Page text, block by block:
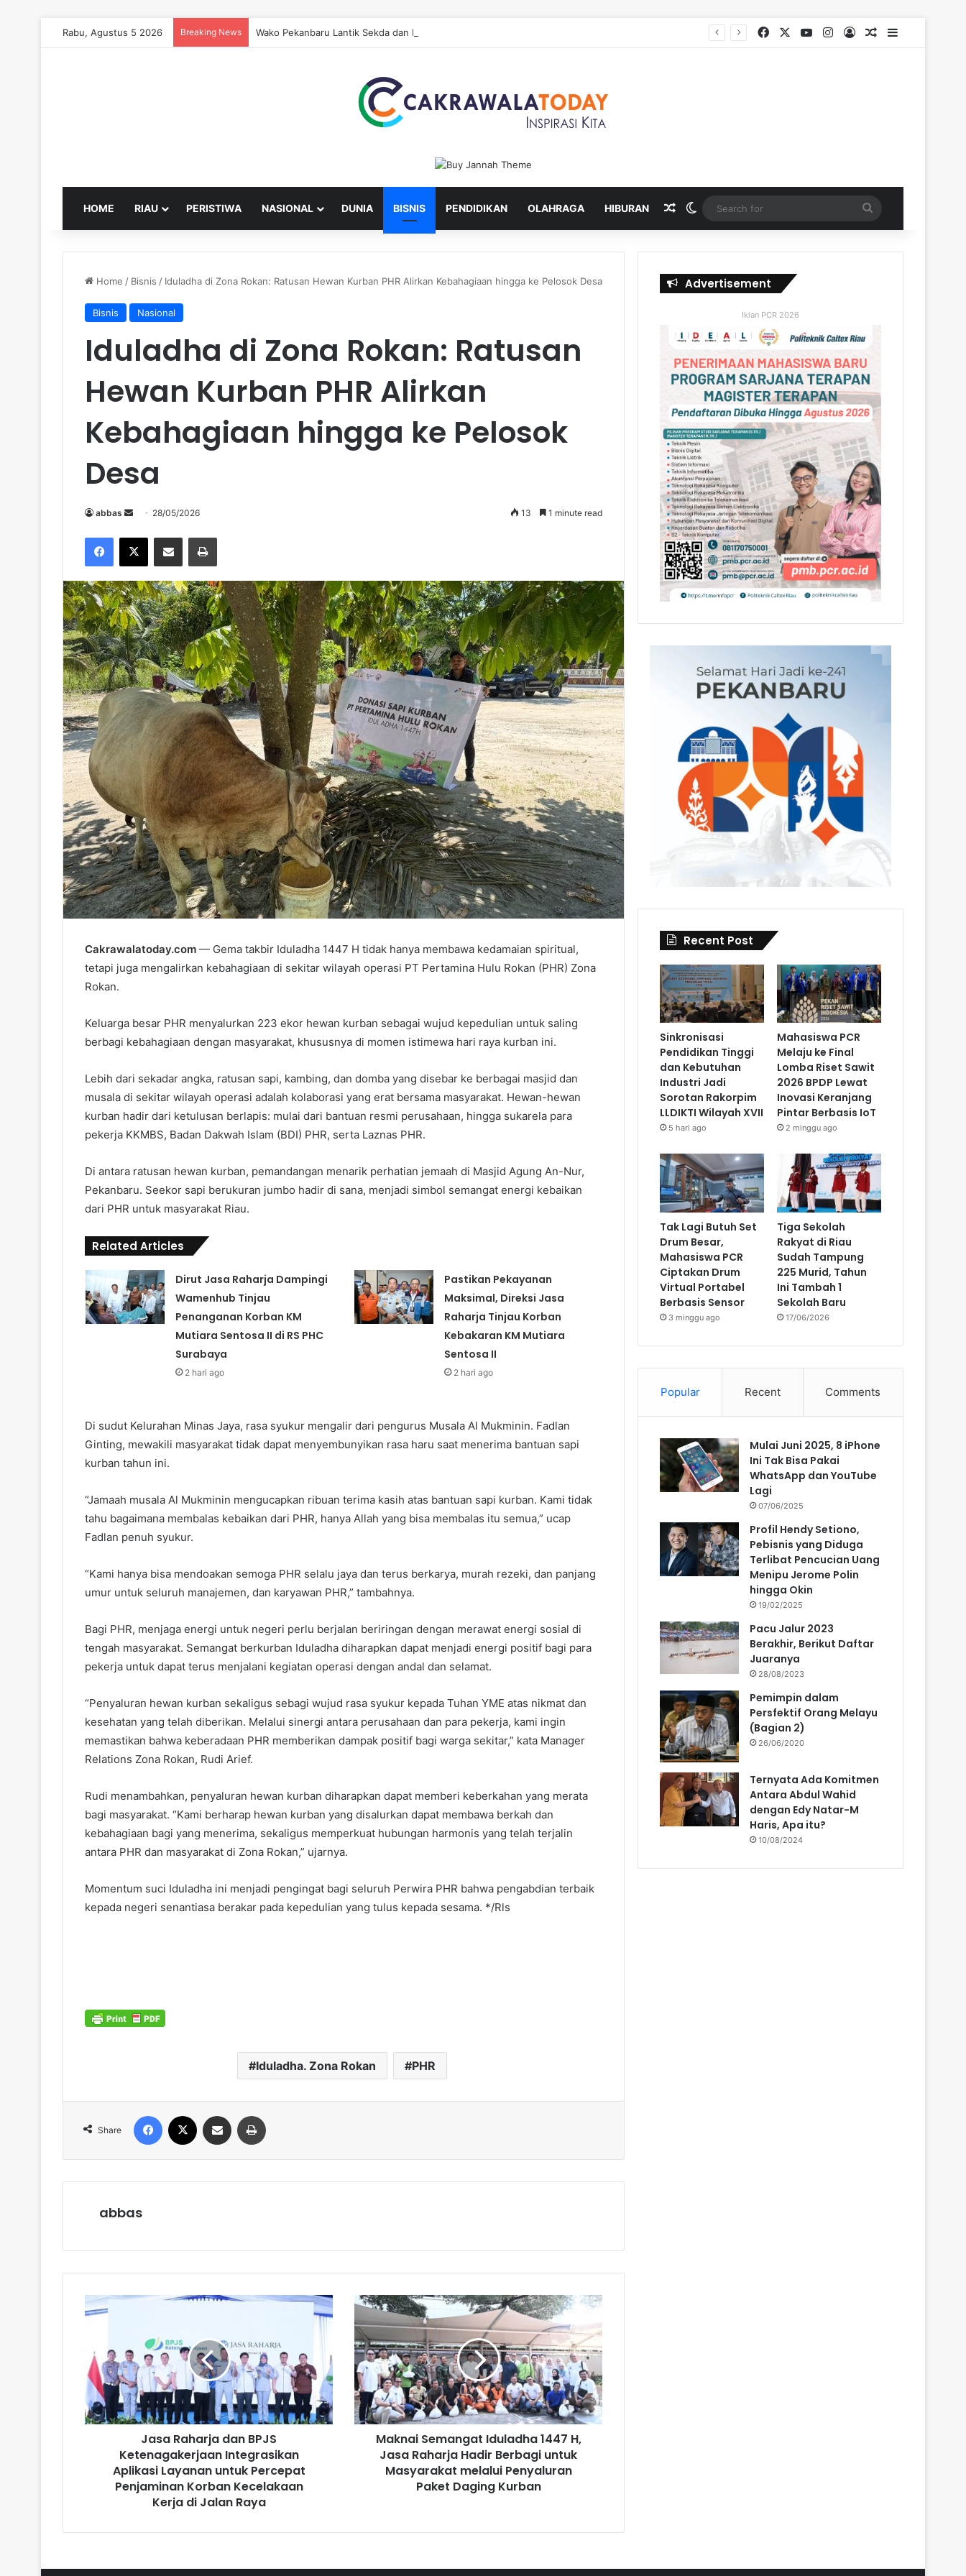
Rabu, Agustus 5 2026 Breaking News Wako Pekanbaru Lantik Sekda dan Enam Pejabat Eselon Lainnya Facebook YouTubeInstagram
Log InRandom Article
HOME RIAU PERISTIWA NASIONAL DUNIA BISNIS PENDIDIKAN OLAHRAGA HIBURAN Random Article
Switch skin
for
Home / Bisnis / Iduladha di Zona Rokan: Ratusan Hewan Kurban PHR Alirkan Kebahagiaan hingga ke Pelosok Desa
Bisnis Nasional
Iduladha di Zona Rokan: Ratusan
Hewan Kurban PHR Alirkan
Kebahagiaan hingga ke Pelosok
Desa
abbas
n
d
a
n
e
m
a
i
l
28/05/2026 13 1 minute read
Cakrawalatoday.com — Gema takbir Iduladha 1447 H tidak hanya membawa kedamaian spiritual,
tetapi juga mengalirkan kebahagiaan di sekitar wilayah operasi PT Pertamina Hulu Rokan (PHR) Zona
Rokan.
Keluarga besar PHR menyalurkan 223 ekor hewan kurban sebagai wujud kepedulian untuk saling
berbagi kebahagiaan dengan masyarakat, khususnya di momen istimewa hari raya kurban ini.
Lebih dari sekadar angka, ratusan sapi, kambing, dan domba yang disebar ke berbagai masjid dan
musala di sekitar wilayah operasi adalah kolaborasi yang erat bersama masyarakat. Hewan-hewan
kurban hadir dari ketulusan berlapis: mulai dari bantuan resmi perusahaan, hingga sukarela para
pekerja KKMBS, Badan Dakwah Islam (BDI) PHR, serta Laznas PHR.
Di antara ratusan hewan kurban, pemandangan menarik perhatian jemaah di Masjid Agung An-Nur,
Pekanbaru. Seekor sapi berukuran jumbo hadir di sana, menjadi simbol semangat energi kebaikan
dari PHR untuk masyarakat Riau.
Related Articles
Dirut Jasa Raharja Dampingi
Wamenhub Tinjau
Penanganan Korban KM
Mutiara Sentosa II di RS PHC
Surabaya
2 hari ago
Pastikan Pekayanan
Maksimal, Direksi Jasa
Raharja Tinjau Korban
Kebakaran KM Mutiara
Sentosa II
2 hari ago
Di sudut Kelurahan Minas Jaya, rasa syukur mengalir dari pengurus Musala Al Mukminin. Fadlan
Ginting, mewakili masyarakat tidak dapat menyembunyikan rasa haru saat menerima bantuan sapi
kurban tahun ini.
“Jamaah musala Al Mukminin mengucapkan ribuan terima kasih atas bantuan sapi kurban. Kami tidak
tahu bagaimana membalas kebaikan dari PHR, hanya Allah yang bisa membalas itu semua,” ucap
Fadlan penuh syukur.
“Kami hanya bisa mendoakan semoga PHR selalu jaya dan terus berkarya, murah rezeki, dan panjang
umur untuk seluruh manajemen, dan karyawan PHR,” tambahnya.
Bagi PHR, menjaga energi untuk negeri perlu berjalan beriringan dengan merawat energi sosial di
tengah masyarakat. Semangat berkurban Iduladha diharapkan dapat menjadi energi positif bagi para
pekerja untuk dapat terus menjalani kegiatan operasi dengan andal dan selamat.
“Penyaluran hewan kurban sekaligus sebagi wujud rasa syukur kepada Tuhan YME atas nikmat dan
kesehatan yang telah diberikan. Melalui sinergi antara perusahaan dan para pekerja, kami ingin
memastikan bahwa keberadaan PHR memberikan dampak positif bagi warga sekitar,” kata Manager
Relations Zona Rokan, Rudi Arief.
Rudi menambahkan, penyaluran hewan kurban diharapkan dapat memberi keberkahan yang merata
bagi masyarakat. “Kami berharap hewan kurban yang disalurkan dapat membawa berkah dan
kebahagiaan bagi yang menerima, sekaligus memperkuat hubungan harmonis yang telah terjalin
antara PHR dan masyarakat di Zona Rokan,” ujarnya.
Momentum suci Iduladha ini menjadi pengingat bagi seluruh Perwira PHR bahwa pengabdian terbaik
kepada negeri senantiasa berakar pada kepedulian yang tulus kepada sesama. */Rls
Iduladha. Zona Rokan PHR
Share
abbas
Jasa Raharja dan BPJS
Ketenagakerjaan Integrasikan
Aplikasi Layanan untuk Percepat
Penjaminan Korban Kecelakaan
Kerja di Jalan Raya
Maknai Semangat Iduladha 1447 H,
Jasa Raharja Hadir Berbagi untuk
Masyarakat melalui Penyaluran
Paket Daging Kurban
Advertisement
Iklan PCR 2026
Recent Post
Sinkronisasi
Pendidikan Tinggi
dan Kebutuhan
Industri Jadi
Sorotan Rakorpim
LLDIKTI Wilayah XVII
5 hari ago
Mahasiswa PCR
Melaju ke Final
Lomba Riset Sawit
2026 BPDP Lewat
Inovasi Keranjang
Pintar Berbasis IoT
2 minggu ago
Tak Lagi Butuh Set
Drum Besar,
Mahasiswa PCR
Ciptakan Drum
Virtual Portabel
Berbasis Sensor
3 minggu ago
Tiga Sekolah
Rakyat di Riau
Sudah Tampung
225 Murid, Tahun
Ini Tambah 1
Sekolah Baru
17/06/2026
Popular Recent Comments
Mulai Juni 2025, 8 iPhone
Ini Tak Bisa Pakai
WhatsApp dan YouTube
Lagi
07/06/2025
Profil Hendy Setiono,
Pebisnis yang Diduga
Terlibat Pencucian Uang
Menipu Jerome Polin
hingga Okin
19/02/2025
Pacu Jalur 2023
Berakhir, Berikut Daftar
Juaranya
28/08/2023
Pemimpin dalam
Persfektif Orang Melayu
(Bagian 2)
26/06/2020
Ternyata Ada Komitmen
Antara Abdul Wahid
dengan Edy Natar-M
Haris, Apa itu?
10/08/2024